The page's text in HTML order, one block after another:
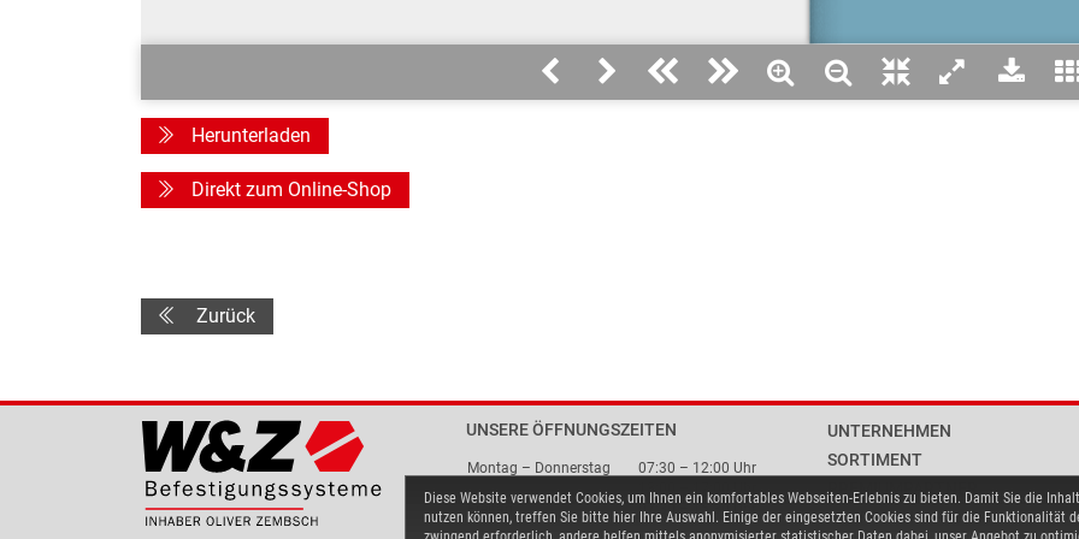
Diese Website verwendet Cookies, um Ihnen ein komfortables Webseiten-Erlebnis zu bieten. Damit Sie die
nutzen können, treffen Sie bitte hier Ihre Auswahl. Einige der eingesetzten Cookies sind für die Funktionalität
Herunterladen
Direkt zum Online-Shop
Zurück
UNSERE ÖFFNUNGSZEITEN
Montag – Donnerstag
07:30 – 12:00 Uhr
13:00 – 17:00 Uhr
Freitag
07:30 – 15:30 Uhr
UNTERNEHMEN
SORTIMENT
PREMIUMPARTNER
ANSPRECHPARTNER